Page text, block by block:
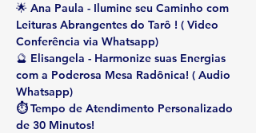
🌟 Ana Paula - Ilumine seu Caminho com
Leituras Abrangentes do Tarô ! ( Video
Conferência via Whatsapp)
🔮 Elisangela - Harmonize suas Energias
com a Poderosa Mesa Radônica! ( Audio
Whatsapp)
⏱ Tempo de Atendimento Personalizado
de 30 Minutos!